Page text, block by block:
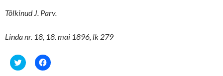
Tõlkinud J. Parv.
Linda nr. 18, 18. mai 1896, lk 279
C
l
C
l